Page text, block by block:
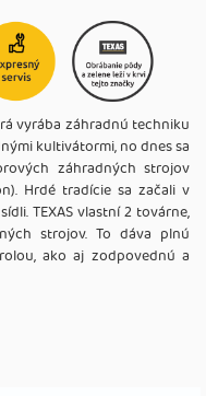
vyrába záhradnú techniku
kultivátormi, no dnes sa
záhradných strojov
Hrdé tradície sa začali v
TEXAS vlastní 2 továrne,
strojov. To dáva plnú
ako aj zodpovednú a